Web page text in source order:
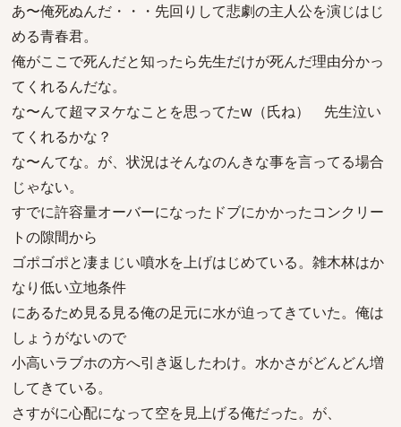
あ〜俺死ぬんだ・・・先回りして悲劇の主人公を演じはじ
める青春君。
俺がここで死んだと知ったら先生だけが死んだ理由分かっ
てくれるんだな。
な〜んて超マヌケなことを思ってたw（氏ね） 先生泣い
てくれるかな？
な〜んてな。が、状況はそんなのんきな事を言ってる場合
じゃない。
すでに許容量オーバーになったドブにかかったコンクリー
トの隙間から
ゴポゴポと凄まじい噴水を上げはじめている。雑木林はか
なり低い立地条件
にあるため見る見る俺の足元に水が迫ってきていた。俺は
しょうがないので
小高いラブホの方へ引き返したわけ。水かさがどんどん増
してきている。
さすがに心配になって空を見上げる俺だった。が、